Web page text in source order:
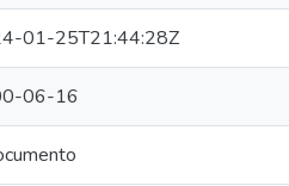
01-25T21:44:28Z
06-16